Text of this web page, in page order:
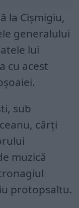
la Cişmigiu,
generalului
lui
cu acest
sub
cărţi
muzică
protopsaltu.